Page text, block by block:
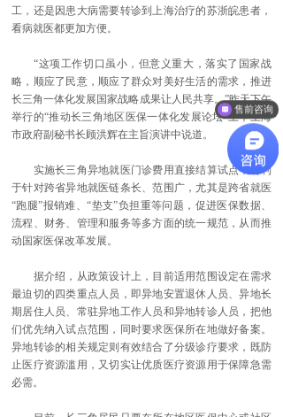
工，还是因患大病需要转诊到上海治疗的苏浙皖患者，
看病就医都更加方便。
“这项工作切口虽小，但意义重大，落实了国家战
略，顺应了民意，顺应了群众对美好生活的需求，推进
长三角一体化发展国家战略成果让人民共享。”昨天下午
举行的“推动长三角地区医保一体化发展论坛”上，上海
市政府副秘书长顾洪辉在主旨演讲中说道。
实施长三角异地就医门诊费用直接结算试点，有利
于针对跨省异地就医链条长、范围广，尤其是跨省就医
“跑腿”报销难、“垫支”负担重等问题，促进医保数据、
流程、财务、管理和服务等多方面的统一规范，从而推
动国家医保改革发展。
据介绍，从政策设计上，目前适用范围设定在需求
最迫切的四类重点人员，即异地安置退休人员、异地长
期居住人员、常驻异地工作人员和异地转诊人员，把他
们优先纳入试点范围，同时要求医保所在地做好备案。
异地转诊的相关规定则有效结合了分级诊疗要求，既防
止医疗资源滥用，又切实让优质医疗资源用于保障急需
必需。
售前咨询